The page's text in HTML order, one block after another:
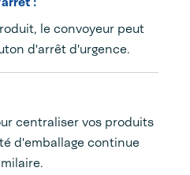
le convoyeur peut
d'arrêt d'urgence.
centraliser vos produits
d'emballage continue